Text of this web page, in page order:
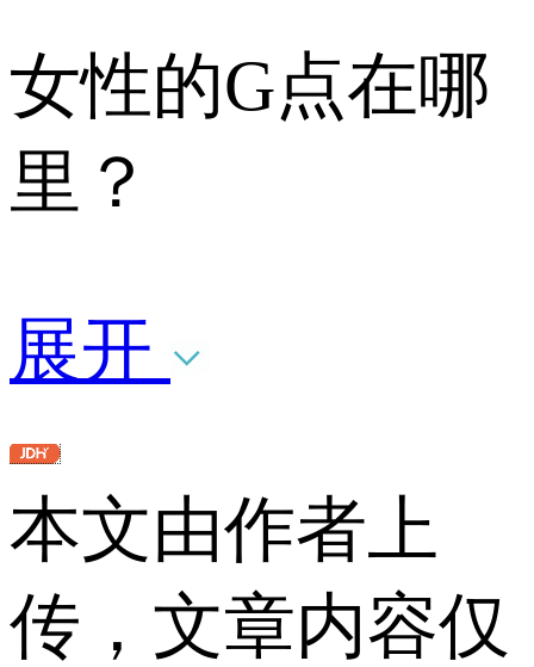
女性的G点在哪
里？
展开
本文由作者上
传，文章内容仅